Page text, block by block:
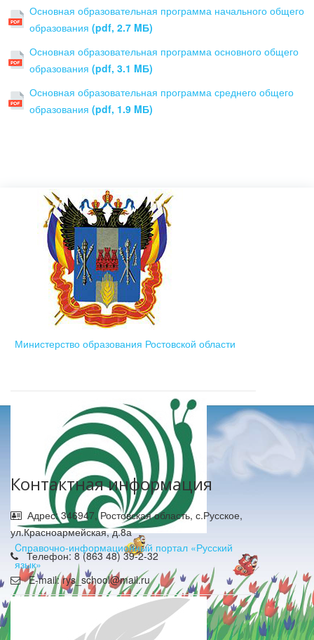
Основная образовательная программа начального общего
образования (pdf, 2.7 MБ)
Основная образовательная программа основного общего
образования (pdf, 3.1 MБ)
Основная образовательная программа среднего общего
образования (pdf, 1.9 MБ)
Министерство образования Ростовской области
Cправочно-информационный портал «Русский
язык»
Контактная информация
Адрес: 346947, Ростовская область, с.Русское,
ул.Красноармейская, д.8а
Телефон: 8 (863 48) 39-2-32
E-mail: rys_school@mail.ru